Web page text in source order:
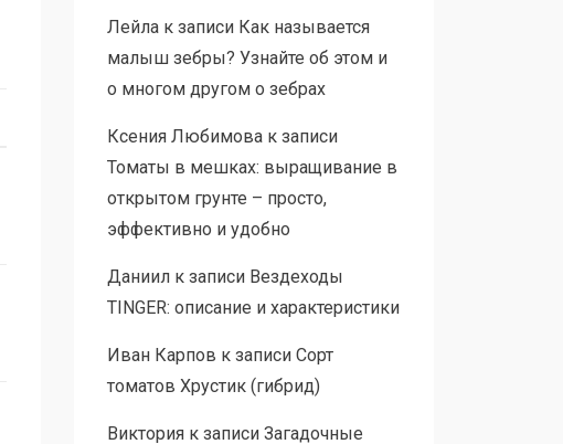
Лейлак записи Как называется
малыш зебры? Узнайте об этом и
о многом другом о зебрах
Ксения Любимовак записи
Томаты в мешках: выращивание в
открытом грунте – просто,
эффективно и удобно
Даниилк записи Вездеходы
TINGER: описание и характеристики
Иван Карпов к записи Сорт
томатов Хрустик (гибрид)
Викторияк записи Загадочные